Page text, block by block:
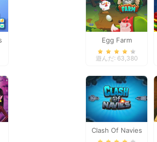
Egg Farm
遊んだ: 63,380
Clash Of Navies